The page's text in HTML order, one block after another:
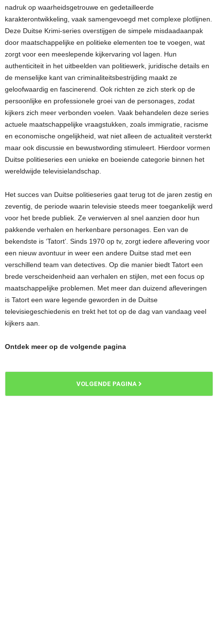
nadruk op waarheidsgetrouwe en gedetailleerde
karakterontwikkeling, vaak samengevoegd met complexe plotlijnen.
Deze Duitse Krimi-series overstijgen de simpele misdaadaanpak
door maatschappelijke en politieke elementen toe te voegen, wat
zorgt voor een meeslepende kijkervaring vol lagen. Hun
authenticiteit in het uitbeelden van politiewerk, juridische details en
de menselijke kant van criminaliteitsbestrijding maakt ze
geloofwaardig en fascinerend. Ook richten ze zich sterk op de
persoonlijke en professionele groei van de personages, zodat
kijkers zich meer verbonden voelen. Vaak behandelen deze series
actuele maatschappelijke vraagstukken, zoals immigratie, racisme
en economische ongelijkheid, wat niet alleen de actualiteit versterkt
maar ook discussie en bewustwording stimuleert. Hierdoor vormen
Duitse politieseries een unieke en boeiende categorie binnen het
wereldwijde televisielandschap.
Het succes van Duitse politieseries gaat terug tot de jaren zestig en
zeventig, de periode waarin televisie steeds meer toegankelijk werd
voor het brede publiek. Ze verwierven al snel aanzien door hun
pakkende verhalen en herkenbare personages. Een van de
bekendste is ‘Tatort’. Sinds 1970 op tv, zorgt iedere aflevering voor
een nieuw avontuur in weer een andere Duitse stad met een
verschillend team van detectives. Op die manier biedt Tatort een
brede verscheidenheid aan verhalen en stijlen, met een focus op
maatschappelijke problemen. Met meer dan duizend afleveringen
is Tatort een ware legende geworden in de Duitse
televisiegeschiedenis en trekt het tot op de dag van vandaag veel
kijkers aan.
Ontdek meer op de volgende pagina
VOLGENDE PAGINA